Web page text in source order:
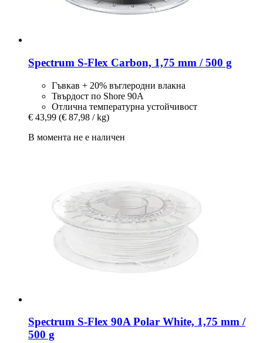
Spectrum S-​Flex Carbon, 1,75 mm / 500 g
Гъвкав + 20% въглеродни влакна
Твърдост по Shore 90A
Отлична температурна устойчивост
€ 43,99 (€ 87,98 / kg)
В момента не е наличен
Spectrum S-​Flex 90A Polar White, 1,75 mm /
500 g